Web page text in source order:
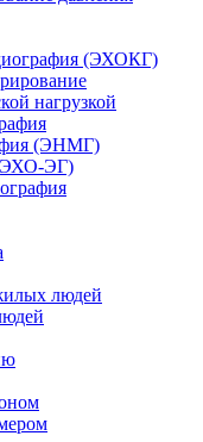
(ЭХОКГ)
нагрузкой
(ЭНМГ)
ЭГ)
людей